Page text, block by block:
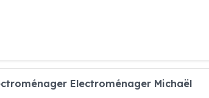
Electroménager Michaël